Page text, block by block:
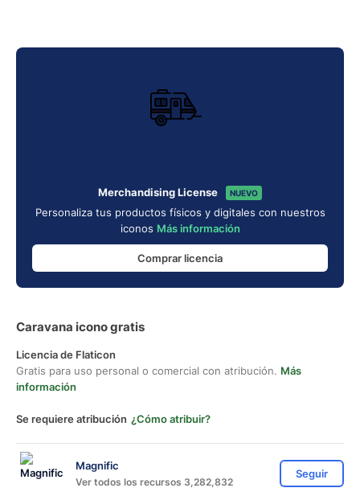
Merchandising License NUEVO
Personaliza tus productos físicos y digitales con nuestros
iconos Más información
Comprar licencia
Caravana icono gratis
Licencia de Flaticon
Gratis para uso personal o comercial con atribución. Más
información
Se requiere atribución ¿Cómo atribuir?
Magnific
Ver todos los recursos 3,282,832
Seguir